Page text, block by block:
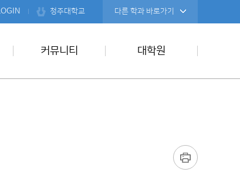
청주대학교 다른 학과 바로가기
커뮤니티 대학원